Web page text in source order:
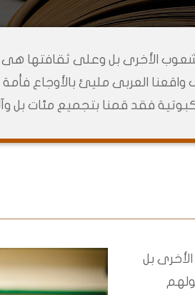
والشعوب الأخرى بل وعلى
العربى مليئ بالأوجاع فأمة
فقد قمنا بتجميع مئات بل
بل